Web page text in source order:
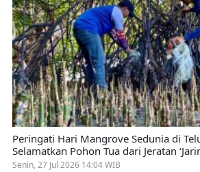
Peringati Hari Mangrove Sedunia di
Selamatkan Pohon Tua dari Jeratan
Senin, 27 Jul 2026 14:04 WIB